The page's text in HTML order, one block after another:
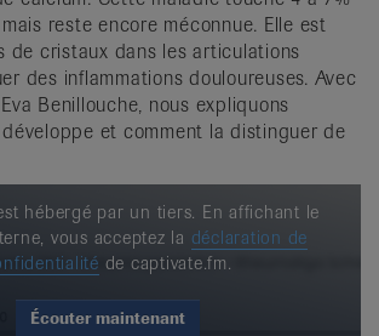
reste encore méconnue. Elle est
de cristaux dans les articulations
des inflammations douloureuses. Avec
Benillouche, nous expliquons
et comment la distinguer de
hébergé par un tiers. En affichant le
vous acceptez la déclaration de
de captivate.fm.
Écouter maintenant